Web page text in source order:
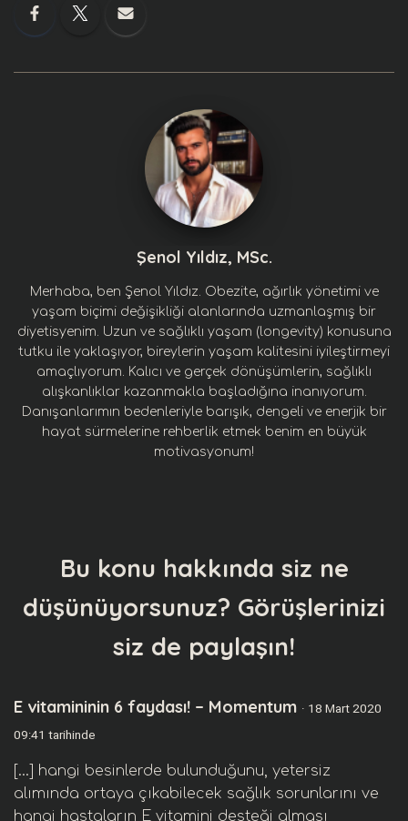
Şenol Yıldız, MSc.
Merhaba, ben Şenol Yıldız. Obezite, ağırlık yönetimi ve
yaşam biçimi değişikliği alanlarında uzmanlaşmış bir
diyetisyenim. Uzun ve sağlıklı yaşam (longevity) konusuna
tutku ile yaklaşıyor, bireylerin yaşam kalitesini iyileştirmeyi
amaçlıyorum. Kalıcı ve gerçek dönüşümlerin, sağlıklı
alışkanlıklar kazanmakla başladığına inanıyorum.
Danışanlarımın bedenleriyle barışık, dengeli ve enerjik bir
hayat sürmelerine rehberlik etmek benim en büyük
motivasyonum!
Bu konu hakkında siz ne
düşünüyorsunuz? Görüşlerinizi
siz de paylaşın!
E vitamininin 6 faydası! – Momentum · 18 Mart 2020
09:41 tarihinde
[…] hangi besinlerde bulunduğunu, yetersiz
alımında ortaya çıkabilecek sağlık sorunlarını ve
hangi hastaların E vitamini desteği alması